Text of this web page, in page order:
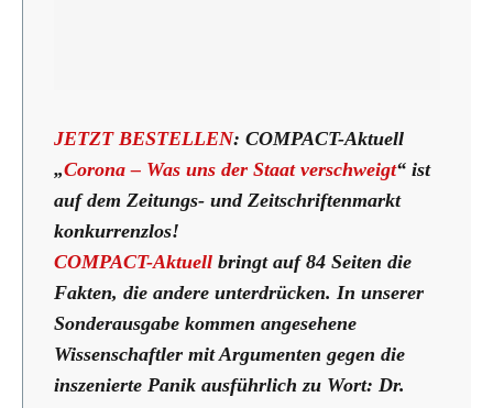
JETZT BESTELLEN: COMPACT-Aktuell
„Corona – Was uns der Staat verschweigt“ ist
auf dem Zeitungs- und Zeitschriftenmarkt
konkurrenzlos!
COMPACT-Aktuell bringt auf 84 Seiten die
Fakten, die andere unterdrücken. In unserer
Sonderausgabe kommen angesehene
Wissenschaftler mit Argumenten gegen die
inszenierte Panik ausführlich zu Wort: Dr.